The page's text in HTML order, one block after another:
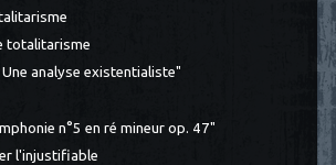
totalitarisme
analyse existentialiste"
n°5 en ré mineur op. 47"
l'injustifiable